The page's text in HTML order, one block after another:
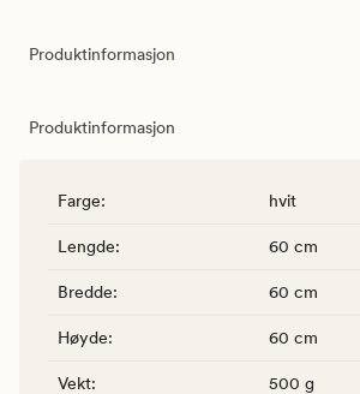
Produktinformasjon
Produktinformasjon
Farge: hvit
Lengde: 60 cm
Bredde: 60 cm
Høyde: 60 cm
Vekt: 500 g